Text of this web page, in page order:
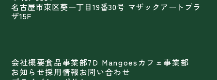
会社概要食品事業部7D Mangoes カフェ事業部
お知らせ採用情報お問い合わせ
名古屋市東区葵一丁目19番30号 マザックアートプラ
ザ15F